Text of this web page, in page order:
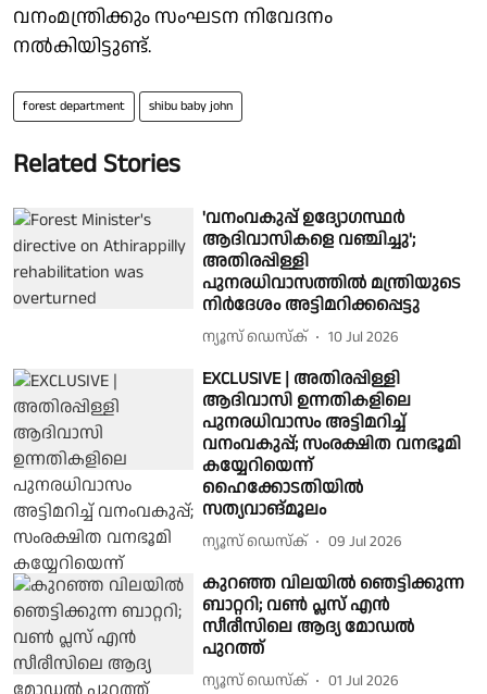
വനംമന്ത്രിക്കും സംഘടന നിവേദനം
നൽകിയിട്ടുണ്ട്.
forest department shibu baby john
Related Stories
'വനംവകുപ്പ് ഉദ്യോഗസ്ഥർ
ആദിവാസികളെ വഞ്ചിച്ചു';
അതിരപ്പിള്ളി
പുനരധിവാസത്തിൽ മന്ത്രിയുടെ
നിർദേശം അട്ടിമറിക്കപ്പെട്ടു
ന്യൂസ് ഡെസ്ക് 10 Jul 2026
EXCLUSIVE | അതിരപ്പിള്ളി
ആദിവാസി ഉന്നതികളിലെ
പുനരധിവാസം അട്ടിമറിച്ച്
വനംവകുപ്പ്; സംരക്ഷിത വനഭൂമി
കയ്യേറിയെന്ന്
ഹൈക്കോടതിയിൽ
സത്യവാങ്മൂലം
ന്യൂസ് ഡെസ്ക് 09 Jul 2026
കുറഞ്ഞ വിലയില്‍ ഞെട്ടിക്കുന്ന
ബാറ്ററി; വണ്‍ പ്ലസ് എന്‍
സീരീസിലെ ആദ്യ മോഡല്‍
പുറത്ത്
ന്യൂസ് ഡെസ്ക് 01 Jul 2026